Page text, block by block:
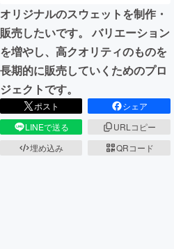
ビジネス・起業
まちづくり・地域活性化
CAMPFIRE for Social Good
CAMPFIREふるさと納税
オリジナルのスウェットを制作・
販売したいです。 バリエーション
を増やし、高クオリティのものを
長期的に販売していくためのプロ
ジェクトです。
ポスト
シェア
LINEで送る
URLコピー
埋め込み
QRコード